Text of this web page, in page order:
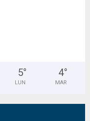
5°
LUN
4°
MAR